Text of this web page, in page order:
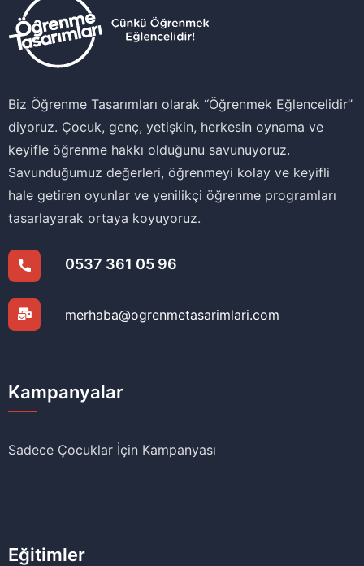
Biz Öğrenme Tasarımları olarak ‘‘Öğrenmek Eğlencelidir’’
diyoruz. Çocuk, genç, yetişkin, herkesin oynama ve
keyifle öğrenme hakkı olduğunu savunuyoruz.
Savunduğumuz değerleri, öğrenmeyi kolay ve keyifli
hale getiren oyunlar ve yenilikçi öğrenme programları
tasarlayarak ortaya koyuyoruz.
0537 361 05 96
merhaba@ogrenmetasarimlari.com
Kampanyalar
Sadece Çocuklar İçin Kampanyası
Eğitimler